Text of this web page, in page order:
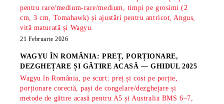
pentru rare/medium-rare/medium, timpi pe grosimi (2
cm, 3 cm, Tomahawk) și ajustări pentru antricot, Angus,
vită maturată și Wagyu.
21 Februarie 2026
WAGYU ÎN ROMÂNIA: PREȚ, PORȚIONARE,
DEZGHEȚARE ȘI GĂTIRE ACASĂ — GHIDUL 2025
Wagyu în România, pe scurt: preț și cost pe porție,
porționare corectă, pași de congelare/dezghețare și
metode de gătire acasă pentru A5 și Australia BMS 6–7,